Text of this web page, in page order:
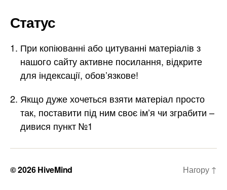
Статус
При копіюванні або цитуванні матеріалів з
нашого сайту активне посилання, відкрите
для індексації, обов’язкове!
Якщо дуже хочеться взяти матеріал просто
так, поставити під ним своє ім’я чи зграбити –
дивися пункт №1
© 2026HiveMind Нагору ↑